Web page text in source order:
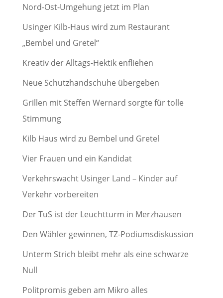
Nord-Ost-Umgehung jetzt im Plan
Usinger Kilb-Haus wird zum Restaurant
„Bembel und Gretel“
Kreativ der Alltags-Hektik enfliehen
Neue Schutzhandschuhe übergeben
Grillen mit Steffen Wernard sorgte für tolle
Stimmung
Kilb Haus wird zu Bembel und Gretel
Vier Frauen und ein Kandidat
Verkehrswacht Usinger Land – Kinder auf
Verkehr vorbereiten
Der TuS ist der Leuchtturm in Merzhausen
Den Wähler gewinnen, TZ-Podiumsdiskussion
Unterm Strich bleibt mehr als eine schwarze
Null
Politpromis geben am Mikro alles